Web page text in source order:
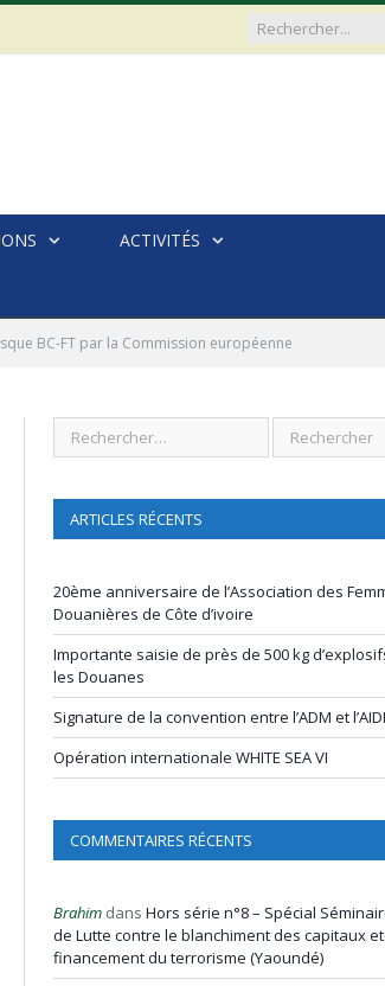
ACTIVITÉS
BC-FT par la Commission européenne
ARTICLES RÉCENTS
20ème anniversaire de l’Association des
Douanières de Côte d’ivoire
Importante saisie de près de 500 kg
les Douanes
Signature de la convention entre l’ADM et
Opération internationale WHITE SEA VI
COMMENTAIRES RÉCENTS
Brahim dans Hors série n°8 – Spécial
de Lutte contre le blanchiment des capitaux et
financement du terrorisme (Yaoundé)